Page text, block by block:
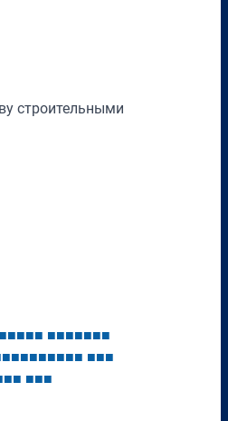
строительными
■■■■■ ■■■■■■■
■■■■■■■■■ ■■■
■■ ■■■